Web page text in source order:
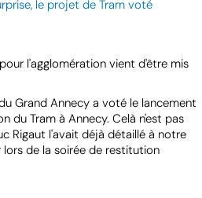
l'agglomération vient d'être mis
Grand Annecy a voté le lancement
du Tram à Annecy. Celà n'est pas
Rigaut l'avait déjà détaillé à notre
de la soirée de restitution